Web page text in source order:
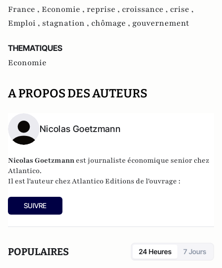
France , Economie , reprise , croissance , crise ,
Emploi , stagnation , chômage , gouvernement
THEMATIQUES
Economie
A PROPOS DES AUTEURS
Nicolas Goetzmann
Nicolas Goetzmann est journaliste économique senior chez
Atlantico.
Il est l'auteur chezAtlantico Editions de l'ouvrage :
SUIVRE
POPULAIRES 24 Heures 7 Jours